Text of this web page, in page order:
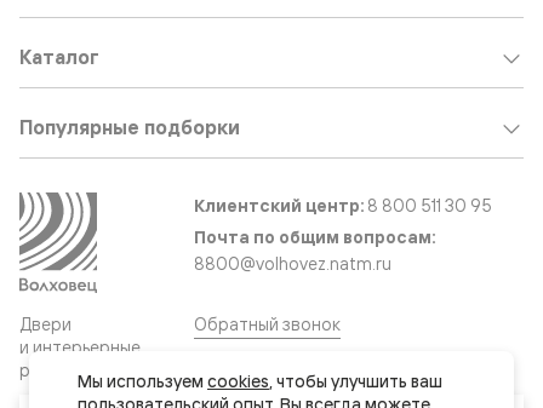
Двери
и интерьерные
решения
Каталог
Популярные подборки
Клиентский центр: 8 800 511 30 95
Почта по общим вопросам:
8800@volhovez.natm.ru
Обратный звонок
Мы используем cookies, чтобы улучшить ваш